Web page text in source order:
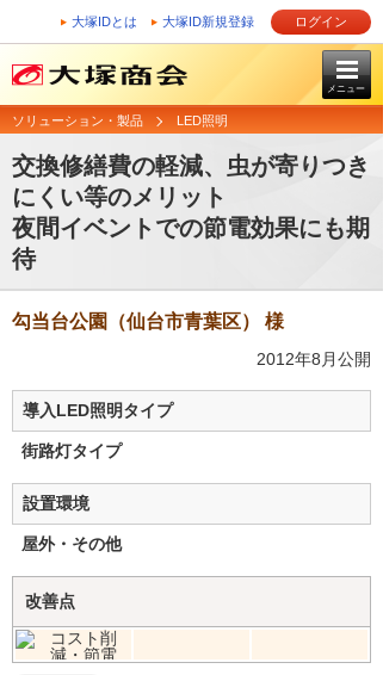
大塚IDとは 大塚ID新規登録 ログイン
メニュー
ソリューション・製品 LED照明
交換修繕費の軽減、虫が寄りつき
にくい等のメリット
夜間イベントでの節電効果にも期
待
勾当台公園（仙台市青葉区） 様
2012年8月公開
導入LED照明タイプ
街路灯タイプ
設置環境
屋外・その他
改善点